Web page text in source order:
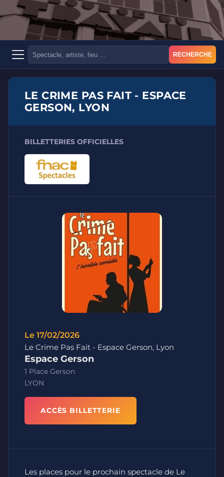
RECHERCHE
LE CRIME PAS FAIT - ESPACE
GERSON, LYON
BILLETTERIES OFFICIELLES
Le 17/02/2026
Le Crime Pas Fait - Espace Gerson, Lyon
Espace Gerson
1 Place Gerson
LYON
ACCÈS BILLETTERIE
Les places pour le prochain spectacle de Le